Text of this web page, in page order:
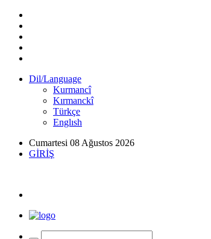
Dil/Language
Kurmancî
Kırmanckî
Türkçe
Englısh
Cumartesi 08 Ağustos 2026
GİRİŞ